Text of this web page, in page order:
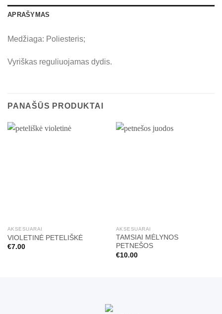
APRAŠYMAS
Medžiaga: Poliesteris;
Vyriškas reguliuojamas dydis.
PANAŠŪS PRODUKTAI
AKSESUARAI
VIOLETINĖ PETELIŠKĖ
€7.00
AKSESUARAI
TAMSIAI MĖLYNOS
PETNEŠOS
€10.00